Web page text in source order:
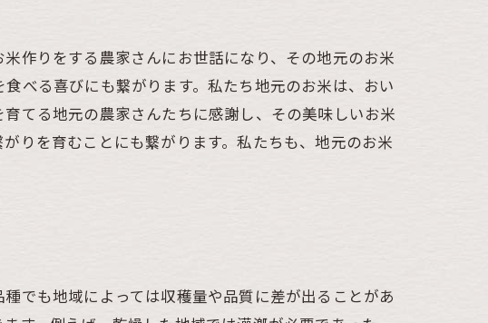
作りをする農家さんにお世話になり、その地元のお米
べる喜びにも繋がります。私たち地元のお米は、おい
てる地元の農家さんたちに感謝し、その美味しいお米
りを育むことにも繋がります。私たちも、地元のお米
でも地域によっては収穫量や品質に差が出ることがあ